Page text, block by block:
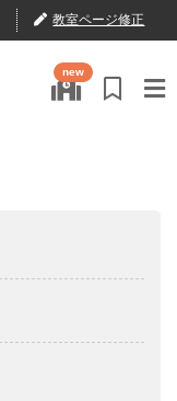
教室ページ修正
new